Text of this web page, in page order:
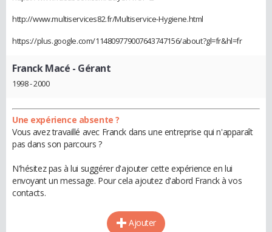
http://www.multiservices82.fr/Multiservice-Hygiene.html
https://plus.google.com/114809779007643747156/about?gl=fr&hl=fr
Franck Macé - Gérant
1998 - 2000
Une expérience absente ?
Vous avez travaillé avec Franck dans une entreprise qui n'apparaît
pas dans son parcours ?
N'hésitez pas à lui suggérer d'ajouter cette expérience en lui
envoyant un message. Pour cela ajoutez d'abord Franck à vos
contacts.
Ajouter